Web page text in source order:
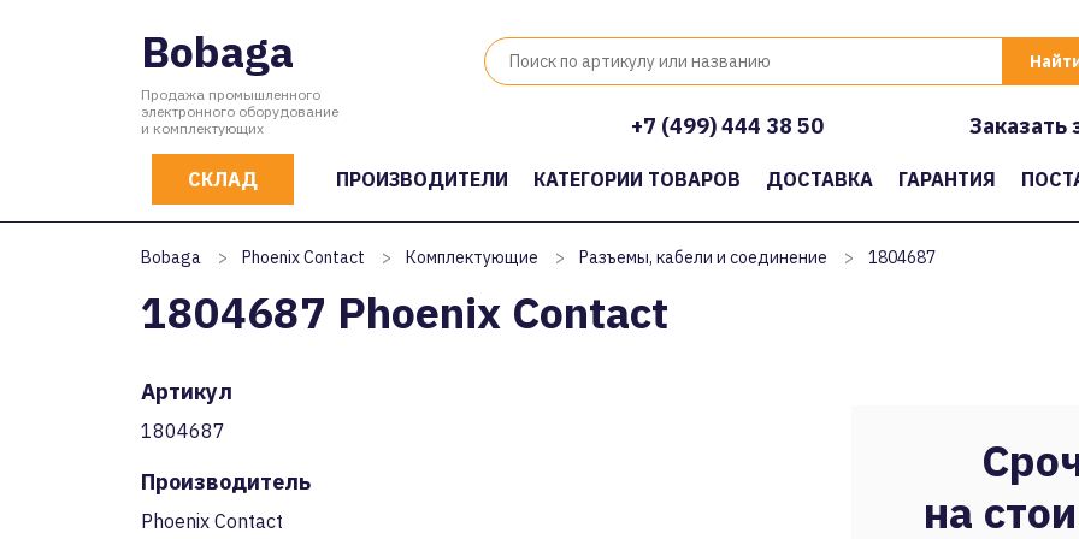
Bobaga
Продажа промышленного
электронного оборудование
и комплектующих
+7 (499) 444 38 50 Заказать
СКЛАД ПРОИЗВОДИТЕЛИ КАТЕГОРИИ ТОВАРОВ ДОСТАВКА ГАРАНТИЯ
Bobaga > Phoenix Contact > Комплектующие > Разъемы, кабели и соединение > 1804687
1804687 Phoenix Contact
Артикул
1804687
Производитель
Phoenix Contact
на